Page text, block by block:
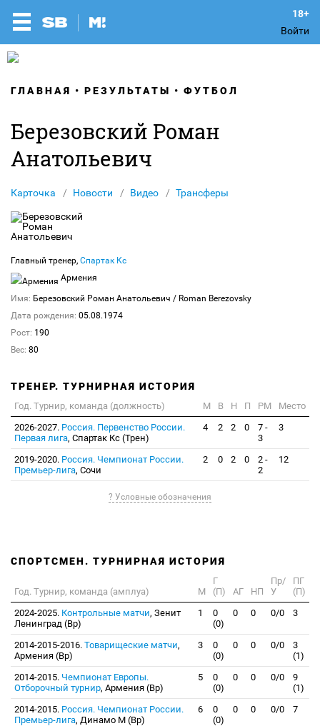
Войти
ГЛАВНАЯ РЕЗУЛЬТАТЫ ФУТБОЛ
Березовский Роман
Анатольевич
Карточка Новости Видео Трансферы
Главный тренер, Спартак Кс
Армения
Имя: Березовский Роман Анатольевич / Roman Berezovsky
Дата рождения: 05.08.1974
Рост: 190
Вес: 80
ТРЕНЕР. ТУРНИРНАЯ ИСТОРИЯ
Год. Турнир, команда (должность) М В Н П РМ
Место
2026-2027. Россия. Первенство России.
Первая лига, Спартак Кс (Трен)
4 2 2 0
7 -
3
3
2019-2020. Россия. Чемпионат России.
Премьер-лига, Сочи
2 0 2 0
2 -
2
12
? Условные обозначения
СПОРТСМЕН. ТУРНИРНАЯ ИСТОРИЯ
Год. Турнир, команда (амплуа) М
Г
(П)
АГ НП
Пр/
У
ПГ
(П)
2024-2025. Контрольные матчи, Зенит
Ленинград (Вр)
1
0
(0)
0 0 0/0 3
2014-2015-2016. Товарищеские матчи,
Армения (Вр)
3
0
(0)
0 0 0/0
3
(1)
2014-2015. Чемпионат Европы.
Отборочный турнир, Армения (Вр)
5
0
(0)
0 0 0/0
9
(1)
2014-2015. Россия. Чемпионат России.
Премьер-лига, Динамо М (Вр)
6
0
(0)
0 0 0/0 7